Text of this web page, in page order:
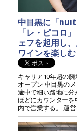
中目黒に「nuit
「レ・ピコロ
ェフを起用し
ワインを楽し
キャリア10年超の
オープン 中目黒の
途中で細い路地に
ほどにカウンター
内で営業する。 運